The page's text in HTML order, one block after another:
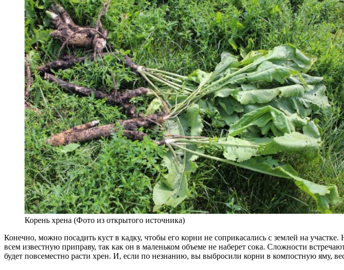
Корень хрена (Фото из открытого источника)
Конечно, можно посадить куст в кадку, чтобы его корни не соприкасались с землей на
всем известную приправу, так как он в маленьком объеме не наберет сока. Сложности
будет повсеместно расти хрен. И, если по незнанию, вы выбросили корни в компостную яму,